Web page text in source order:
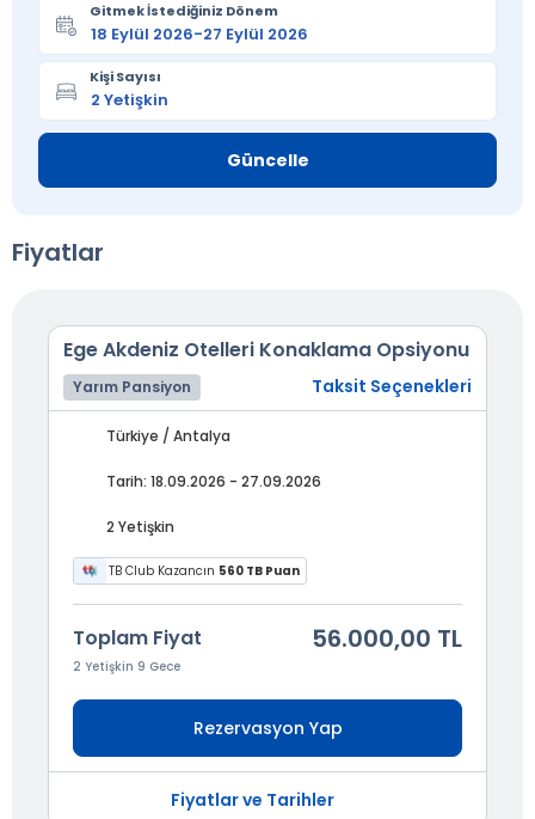
Gitmek İstediğiniz Dönem
Kişi Sayısı
Güncelle
Fiyatlar
Ege Akdeniz Otelleri Konaklama Opsiyonu
Yarım Pansiyon Taksit Seçenekleri
Türkiye / Antalya
Tarih: 18.09.2026 - 27.09.2026
2 Yetişkin
TB Club Kazancın 560 TB Puan
Toplam Fiyat
2 Yetişkin 9 Gece
56.000,00 TL
Rezervasyon Yap
Fiyatlar ve Tarihler